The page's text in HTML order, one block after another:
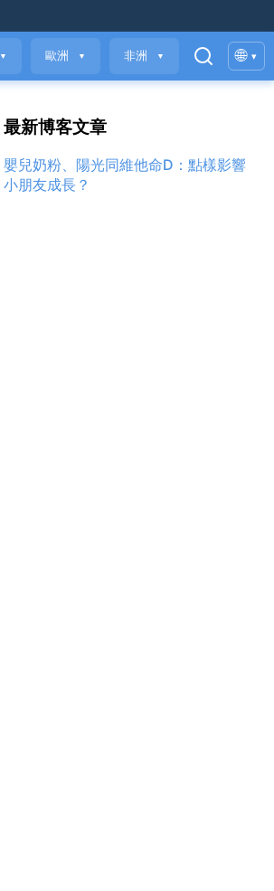
▼ 歐洲 ▼ 非洲 ▼ 🌐 ▾
最新博客文章
嬰兒奶粉、陽光同維他命D：點樣影響
小朋友成長？